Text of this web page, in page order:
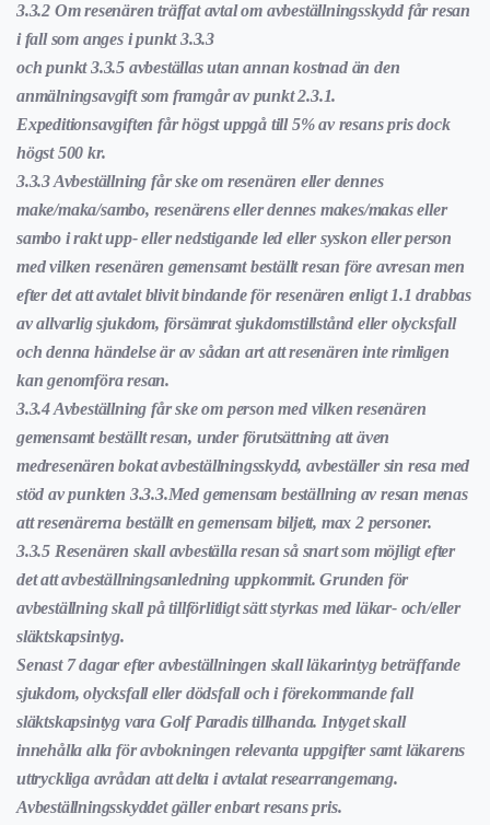
3.3.2 Om resenären träffat avtal om avbeställningsskydd får resan
i fall som anges i punkt 3.3.3
och punkt 3.3.5 avbeställas utan annan kostnad än den
anmälningsavgift som framgår av punkt 2.3.1.
Expeditionsavgiften får högst uppgå till 5% av resans pris dock
högst 500 kr.
3.3.3 Avbeställning får ske om resenären eller dennes
make/maka/sambo, resenärens eller dennes makes/makas eller
sambo i rakt upp- eller nedstigande led eller syskon eller person
med vilken resenären gemensamt beställt resan före avresan men
efter det att avtalet blivit bindande för resenären enligt 1.1 drabbas
av allvarlig sjukdom, försämrat sjukdomstillstånd eller olycksfall
och denna händelse är av sådan art att resenären inte rimligen
kan genomföra resan.
3.3.4 Avbeställning får ske om person med vilken resenären
gemensamt beställt resan, under förutsättning att även
medresenären bokat avbeställningsskydd, avbeställer sin resa med
stöd av punkten 3.3.3.Med gemensam beställning av resan menas
att resenärerna beställt en gemensam biljett, max 2 personer.
3.3.5 Resenären skall avbeställa resan så snart som möjligt efter
det att avbeställningsanledning uppkommit. Grunden för
avbeställning skall på tillförlitligt sätt styrkas med läkar- och/eller
släktskapsintyg.
Senast 7 dagar efter avbeställningen skall läkarintyg beträffande
sjukdom, olycksfall eller dödsfall och i förekommande fall
släktskapsintyg vara Golf Paradis tillhanda. Intyget skall
innehålla alla för avbokningen relevanta uppgifter samt läkarens
uttryckliga avrådan att delta i avtalat researrangemang.
Avbeställningsskyddet gäller enbart resans pris.